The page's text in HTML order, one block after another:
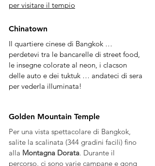
per visitare il tempio
Chinatown
Il quartiere cinese di Bangkok …
perdetevi tra le bancarelle di street food,
le insegne colorate al neon, i clacson
delle auto e dei tuktuk … andateci di sera
per vederla illuminata!
Golden Mountain Temple
Per una vista spettacolare di Bangkok,
salite la scalinata (344 gradini facili) fino
alla Montagna Dorata. Durante il
percorso, ci sono varie campane e gong